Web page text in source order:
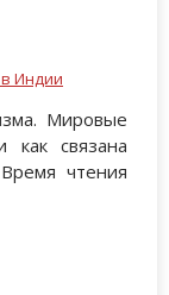
Индии
Мировые
связана
чтения